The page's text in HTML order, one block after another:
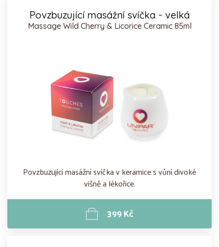
Povzbuzující masážní svíčka - velká
Massage Wild Cherry & Licorice Ceramic 85ml
Povzbuzující masážní svíčka v keramice s vůní divoké
višně a lékořice.
399 Kč